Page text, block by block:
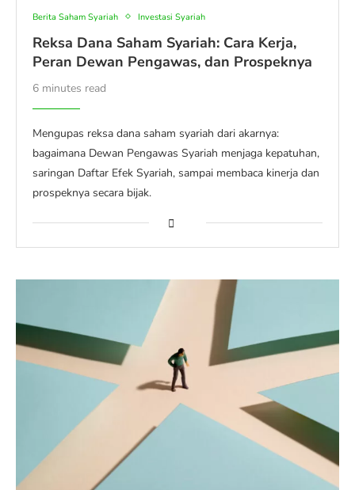
Berita Saham Syariah Investasi Syariah
Reksa Dana Saham Syariah: Cara Kerja,
Peran Dewan Pengawas, dan Prospeknya
6 minutes read
Mengupas reksa dana saham syariah dari akarnya:
bagaimana Dewan Pengawas Syariah menjaga kepatuhan,
saringan Daftar Efek Syariah, sampai membaca kinerja dan
prospeknya secara bijak.